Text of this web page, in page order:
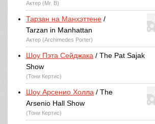
Актер (Mr. B)
Тарзан на Манхэттене /
Tarzan in Manhattan
Актер (Archimedes Porter)
Шоу Пэта Сейджака / The Pat Sajak
Show
(Тони Кертис)
Шоу Арсенио Холла / The
Arsenio Hall Show
(Тони Кертис)